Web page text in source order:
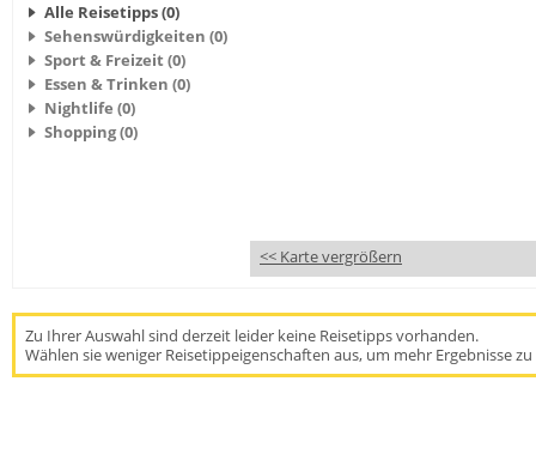
Alle Reisetipps (0)
Sehenswürdigkeiten (0)
Sport & Freizeit (0)
Essen & Trinken (0)
Nightlife (0)
Shopping (0)
<< Karte vergrößern
Zu Ihrer Auswahl sind derzeit leider keine Reisetipps vorhanden.
Wählen sie weniger Reisetippeigenschaften aus, um mehr Ergebnisse